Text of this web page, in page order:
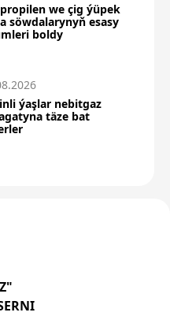
we çig ýüpek
söwdalarynyň esasy
boldy
ýaşlar nebitgaz
täze bat